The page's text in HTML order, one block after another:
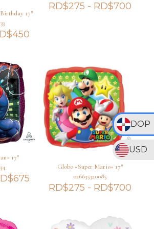
DOP
USD
17″
450
RD$295
hasta
RD$450
RD$275 - RD$700
17″
675Rango
hasta
Globo «Super Mario» 17″
026635320085
RD$275 - RD$700